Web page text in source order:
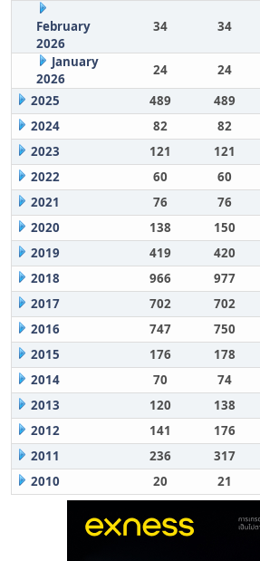
February
2026
34 34
January
2026
24 24
2025
489 489
2024
82 82
2023
121 121
2022
60 60
2021
76 76
2020
138 150
2019
419 420
2018
966 977
2017
702 702
2016
747 750
2015
176 178
2014
70 74
2013
120 138
2012
141 176
2011
236 317
2010
20 21